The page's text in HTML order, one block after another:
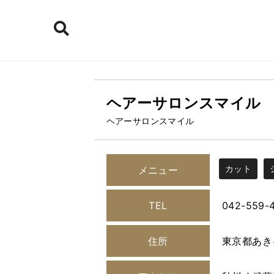
ヘアーサロンスマイル
ヘアーサロンスマイル
メニュー カット
TEL 042-559-
住所 東京都あ